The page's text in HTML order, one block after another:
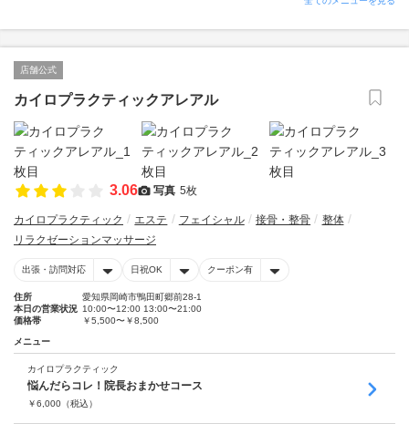
店舗公式
カイロプラクティックアレアル
3.06 写真 5枚
カイロプラクティック エステ フェイシャル 接骨・整骨
整体
リラクゼーションマッサージ
出張・訪問対応 日祝OK クーポン有
住所
愛知県岡崎市鴨田町郷前28-1
本日の営業状況 10:00〜12:00 13:00〜21:00
価格帯
￥5,500〜￥8,500
メニュー
カイロプラクティック
悩んだらコレ！院長おまかせコース
￥6,000 （税込）